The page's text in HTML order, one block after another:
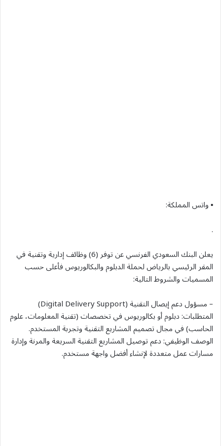
▪︎ واتس المملكة:
.
يعلن البنك السعودي الفرنسي عن توفر (6) وظائف إدارية وتقنية في
المقر الرئيسي بالرياض لحملة الدبلوم والبكالوريوس فأعلى حسب
المسميات والشروط التالية:
– مسؤول دعم إيصال التقنية (Digital Delivery Support)
المتطلبات: دبلوم أو بكالوريوس في تخصصات (تقنية المعلومات، علوم
الحاسب) في مجال تصميم المشاريع التقنية وتجربة المستخدم.
الوصف الوظيفي: دعم توصيل المشاريع التقنية السريعة والمرنة وإدارة
مسارات عمل متعددة لإنشاء أفضل واجهة مستخدم.